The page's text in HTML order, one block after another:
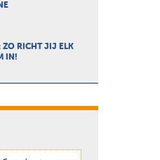
ZO RICHT JIJ ELK
IN!